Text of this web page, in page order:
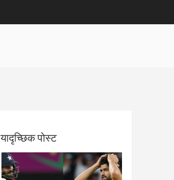
यादृच्छिक पोस्ट